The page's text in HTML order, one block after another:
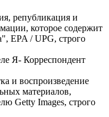
републикация и
которое содержит
EPA / UPG, строго
Я- Корреспондент
и воспроизведение
материалов,
Getty Images, строго